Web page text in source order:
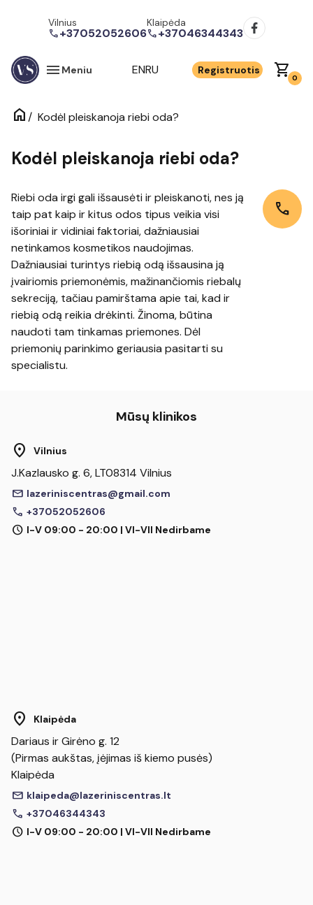
Vilnius
call+37052052606
Klaipėda
call+37046344343
menu Meniu ENRU Registruotis shopping_cart0
home/ Kodėl pleiskanoja riebi oda?
Kodėl pleiskanoja riebi oda?
Riebi oda irgi gali išsausėti ir pleiskanoti, nes ją
taip pat kaip ir kitus odos tipus veikia visi
išoriniai ir vidiniai faktoriai, dažniausiai
netinkamos kosmetikos naudojimas.
Dažniausiai turintys riebią odą išsausina ją
įvairiomis priemonėmis, mažinančiomis riebalų
sekreciją, tačiau pamirštama apie tai, kad ir
riebią odą reikia drėkinti. Žinoma, būtina
naudoti tam tinkamas priemones. Dėl
priemonių parinkimo geriausia pasitarti su
specialistu.
call
Mūsų klinikos
location_on Vilnius
J.Kazlausko g. 6, LT08314 Vilnius
mail lazeriniscentras@gmail.com
call +37052052606
schedule I-V 09:00 - 20:00 | VI-VII Nedirbame
location_on Klaipėda
Dariaus ir Girėno g. 12
(Pirmas aukštas, įėjimas iš kiemo pusės)
Klaipėda
mail klaipeda@lazeriniscentras.lt
call +37046344343
schedule I-V 09:00 - 20:00 | VI-VII Nedirbame